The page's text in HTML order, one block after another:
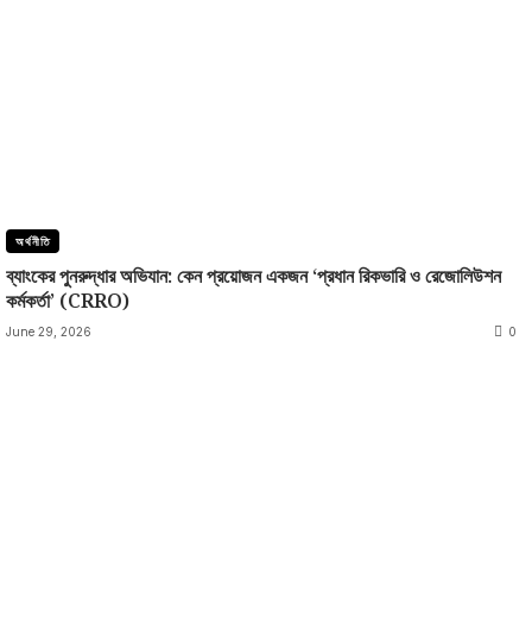
অর্থনীতি
ব্যাংকের পুনরুদ্ধার অভিযান: কেন প্রয়োজন একজন ‘প্রধান রিকভারি ও রেজোলিউশন
কর্মকর্তা’ (CRRO)
June 29, 2026 0